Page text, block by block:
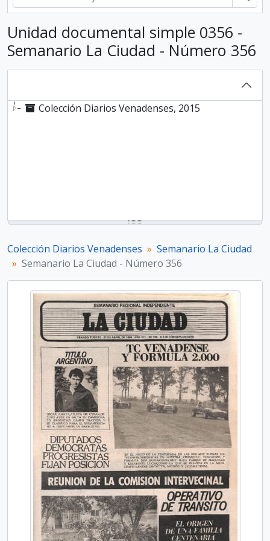
Unidad documental simple 0356 -
Semanario La Ciudad - Número 356
Colección Diarios Venadenses, 2015
Colección Diarios Venadenses
Semanario La Ciudad
Semanario La Ciudad - Número 356